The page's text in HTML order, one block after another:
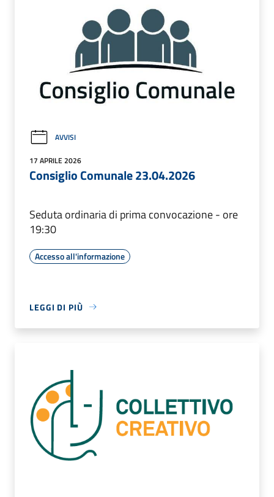
AVVISI
17 APRILE 2026
Consiglio Comunale 23.04.2026
Seduta ordinaria di prima convocazione - ore
19:30
Accesso all'informazione
LEGGI DI PIÙ